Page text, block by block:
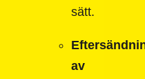
sätt.
av